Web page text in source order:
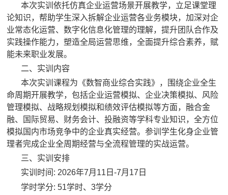
本次实训依托仿真企业运营场景开展教学，立足课堂理
论知识，帮助学生深入拆解企业运营各业务模块，加深对企
业常态化运营、数字化信息化管理的理解，提升团队合作及
实践操作能力，塑造全局运营思维，全面提升综合素养，赋
能未来职业发展。
二、实训内容
本次实训课程为《数智商业综合实践》，围绕企业全生
命周期开展教学，包括企业运营模拟、企业决策模拟、风险
管理模拟、战略规划模拟和绩效评估模拟等方面，融合金
融、国际贸易、财务会计、投融资等学科专业知识，全方位
模拟国内市场竞争中的企业真实经营。参训学生化身企业管
理者完成企业全周期经营与全流程管理的实战运营。
三、实训安排
实训时间 : 2026年7月 11 日-7月 17 日
学时学分: 51学时、3学分